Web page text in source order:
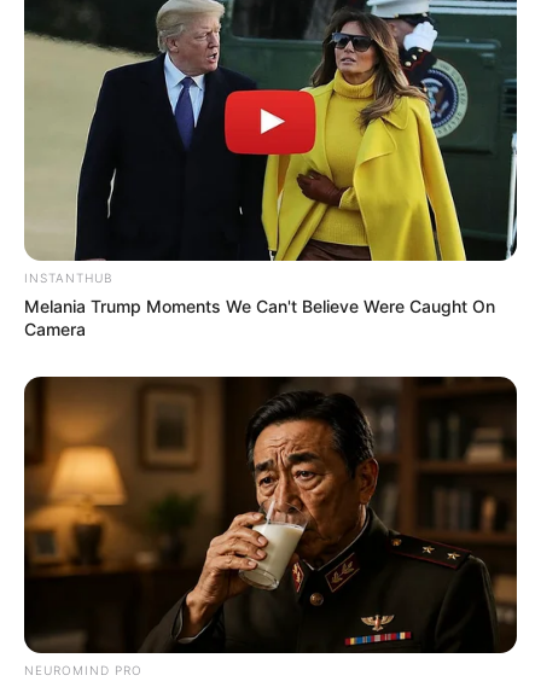
INSTANTHUB
Melania Trump Moments We Can't Believe Were Caught On
Camera
NEUROMIND PRO